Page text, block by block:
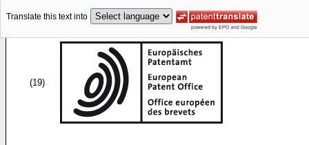
Translate this text into
(19)